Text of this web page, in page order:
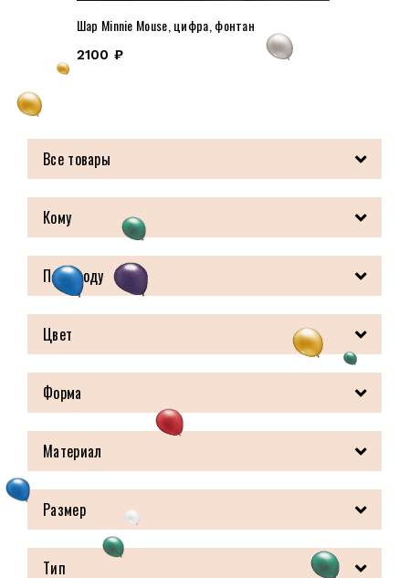
Шар Minnie Mouse, цифра, фонтан
2100 ₽
Все товары
Кому
По поводу
Цвет
Форма
Материал
Размер
Тип